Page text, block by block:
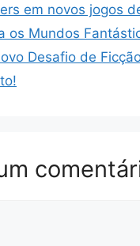
em novos jogos
os Mundos
Desafio de